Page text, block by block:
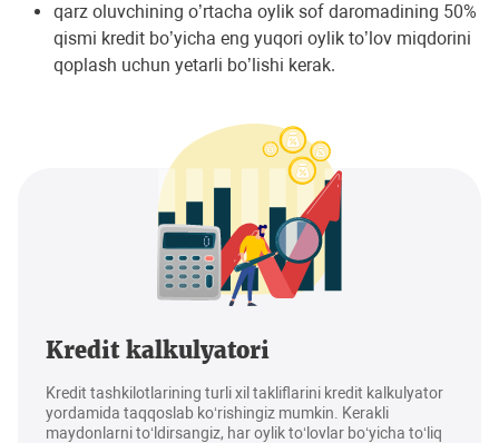
qarz oluvchining o’rtacha oylik sof daromadining 50%
qismi kredit bo’yicha eng yuqori oylik to’lov miqdorini
qoplash uchun yetarli bo’lishi kerak.
Kredit kalkulyatori
Kredit tashkilotlarining turli xil takliflarini kredit kalkulyator
yordamida taqqoslab ko‘rishingiz mumkin. Kerakli
maydonlarni to‘ldirsangiz, har oylik to‘lovlar bo‘yicha to‘liq